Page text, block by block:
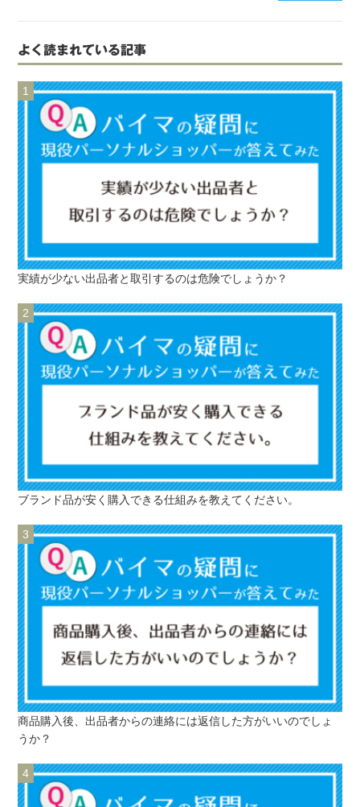
よく読まれている記事
実績が少ない出品者と取引するのは危険でしょうか？
ブランド品が安く購入できる仕組みを教えてください。
商品購入後、出品者からの連絡には返信した方がいいのでしょ
うか？